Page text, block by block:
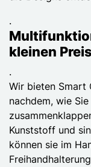
.
kleinen
.
Wir bieten Smart
nachdem, wie
Kunststoff und
können sie im